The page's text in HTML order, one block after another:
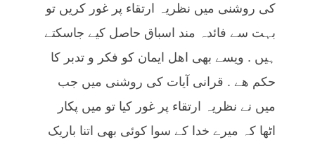
کی روشنی میں نظریہ ارتقاء پر غور کریں تو
بہت سے فائدہ مند اسباق حاصل کیے جاسکتے
ہیں . ویسے بھی اھل ایمان کو فکر و تدبر کا
حکم ھے . قرانی آیات کی روشنی میں جب
میں نے نظریہ ارتقاء پر غور کیا تو میں پکار
اٹھا کہ میرے خدا کے سوا کوئی بھی اتنا باریک